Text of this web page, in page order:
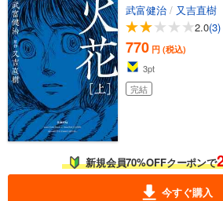
武富健治 / 又吉直樹
2.0(3)
770 円 (税込)
3pt
完結
新規会員70%OFFクーポンで
今すぐ購入